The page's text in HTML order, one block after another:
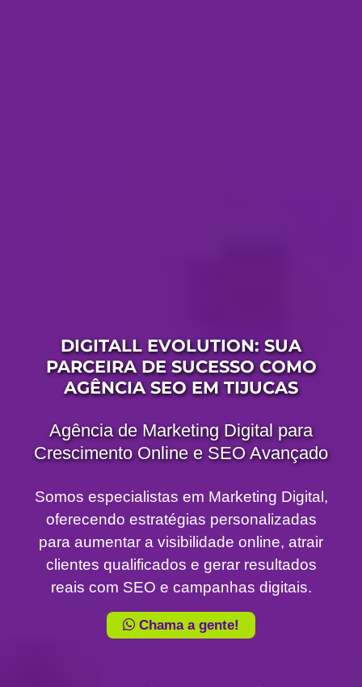
DIGITALL EVOLUTION: SUA
PARCEIRA DE SUCESSO COMO
AGÊNCIA SEO EM TIJUCAS
Agência de Marketing Digital para
Crescimento Online e SEO Avançado
Somos especialistas em Marketing Digital,
oferecendo estratégias personalizadas
para aumentar a visibilidade online, atrair
clientes qualificados e gerar resultados
reais com SEO e campanhas digitais.
Chama a gente!